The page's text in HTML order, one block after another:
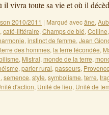
il vivra toute sa vie et où il
2010/2011 | Marqué avecâne,
, café-littéraire, Champs de blé, Colline,
, instinct de femme, Jean
des hommes, la terre fécondée,
, Mistral, monde de la terre,
, parler rural, passeurs, Provence
, semence, style, symbolisme, terre,
d'action, Unité de lieu, Unité de